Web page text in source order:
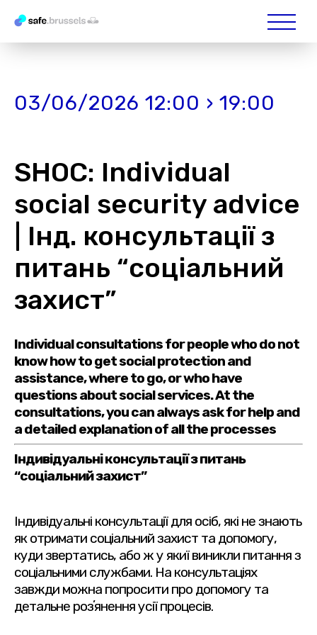
03/06/2026 12:00 › 19:00
SHOC: Individual
social security advice
| Інд. консультації з
питань “соціальний
захист”
Individual consultations for people who do not
know how to get social protection and
assistance, where to go, or who have
questions about social services. At the
consultations, you can always ask for help and
a detailed explanation of all the processes
Індивідуальні консультації з питань
“соціальний захист”
Індивідуальні консультації для осіб, які не знають
як отримати соціальний захист та допомогу,
куди звертатись, або ж у якиї виникли питання з
соціальними службами. На консультаціях
завжди можна попросити про допомогу та
детальне розʼянення усії процесів.